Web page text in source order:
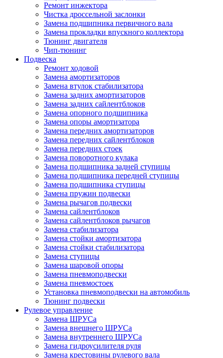
Ремонт инжектора
Чистка дроссельной заслонки
Замена подшипника первичного вала
Замена прокладки впускного коллектора
Тюнинг двигателя
Чип-тюнинг
Подвеска
Ремонт ходовой
Замена амортизаторов
Замена втулок стабилизатора
Замена задних амортизаторов
Замена задних сайлентблоков
Замена опорного подшипника
Замена опоры амортизатора
Замена передних амортизаторов
Замена передних сайлентблоков
Замена передних стоек
Замена поворотного кулака
Замена подшипника задней ступицы
Замена подшипника передней ступицы
Замена подшипника ступицы
Замена пружин подвески
Замена рычагов подвески
Замена сайлентблоков
Замена сайлентблоков рычагов
Замена стабилизатора
Замена стойки амортизатора
Замена стойки стабилизатора
Замена ступицы
Замена шаровой опоры
Замена пневмоподвески
Замена пневмостоек
Установка пневмоподвески на автомобиль
Тюнинг подвески
Рулевое управление
Замена ШРУСа
Замена внешнего ШРУСа
Замена внутреннего ШРУСа
Замена гидроусилителя руля
Замена крестовины рулевого вала